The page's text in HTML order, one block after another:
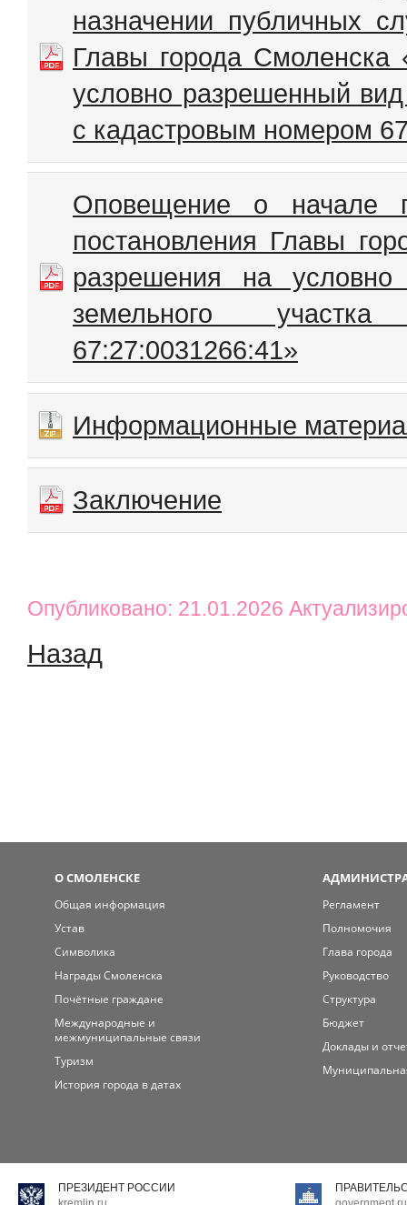
назначении публичных
Главы города Смоленска
условно разрешенный вид
с кадастровым номером
Оповещение о начале
постановления Главы
разрешения на
земельного
67:27:0031266:41»
Информационные
Заключение
Опубликовано: 21.01.2026
Назад
О СМОЛЕНСКЕ
Общая информация
Устав
Символика
Награды Смоленска
Почётные граждане
Международные и
межмуниципальные связи
Туризм
История города в датах
Регламент
Полномочия
Глава города
Руководство
Структура
Бюджет
Доклады и
ПРЕЗИДЕНТ РОССИИ